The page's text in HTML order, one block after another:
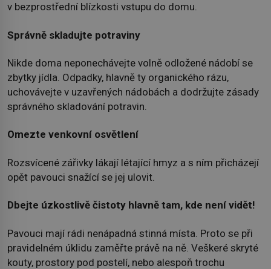
v bezprostřední blízkosti vstupu do domu.
Správně skladujte potraviny
Nikde doma neponechávejte volně odložené nádobí se
zbytky jídla. Odpadky, hlavně ty organického rázu,
uchovávejte v uzavřených nádobách a dodržujte zásady
správného skladování potravin.
Omezte venkovní osvětlení
Rozsvícené zářivky lákají létající hmyz a s ním přicházejí
opět pavouci snažící se jej ulovit.
Dbejte úzkostlivě čistoty hlavně tam, kde není vidět!
Pavouci mají rádi nenápadná stinná místa. Proto se při
pravidelném úklidu zaměřte právě na ně. Veškeré skryté
kouty, prostory pod postelí, nebo alespoň trochu